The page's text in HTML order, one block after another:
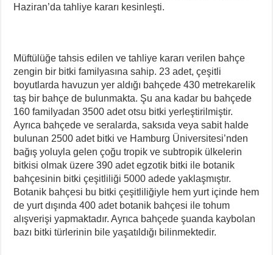
Haziran’da tahliye kararı kesinleşti.
Müftülüğe tahsis edilen ve tahliye kararı verilen bahçe
zengin bir bitki familyasına sahip. 23 adet, çeşitli
boyutlarda havuzun yer aldığı bahçede 430 metrekarelik
taş bir bahçe de bulunmakta. Şu ana kadar bu bahçede
160 familyadan 3500 adet otsu bitki yerleştirilmiştir.
Ayrıca bahçede ve seralarda, saksıda veya sabit halde
bulunan 2500 adet bitki ve Hamburg Üniversitesi’nden
bağış yoluyla gelen çoğu tropik ve subtropik ülkelerin
bitkisi olmak üzere 390 adet egzotik bitki ile botanik
bahçesinin bitki çeşitliliği 5000 adede yaklaşmıştır.
Botanik bahçesi bu bitki çeşitliliğiyle hem yurt içinde hem
de yurt dışında 400 adet botanik bahçesi ile tohum
alışverişi yapmaktadır. Ayrıca bahçede şuanda kaybolan
bazı bitki türlerinin bile yaşatıldığı bilinmektedir.